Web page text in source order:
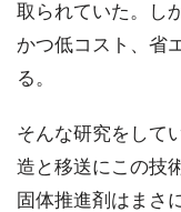
取られていた。し
かつ低コスト、省
る。
そんな研究をして
造と移送にこの技
固体推進剤はまさ